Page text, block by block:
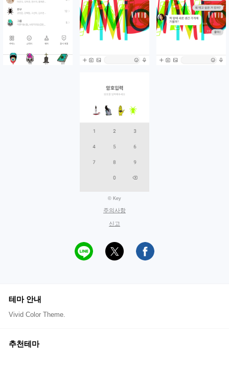
© Key
주의사항
신고
테마 안내
Vivid Color Theme.
추천테마